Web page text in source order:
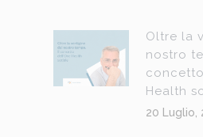
Oltre la
nostro
Health
20 Luglio,